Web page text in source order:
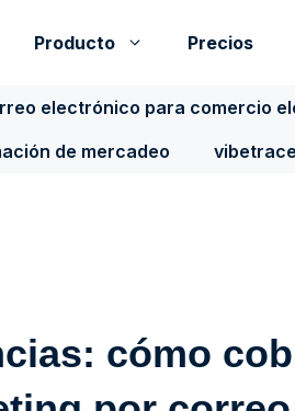
Producto Precios
electrónico para comercio
de mercadeo
vibetrace
cómo